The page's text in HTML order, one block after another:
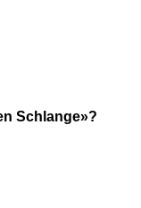
Schlange»?